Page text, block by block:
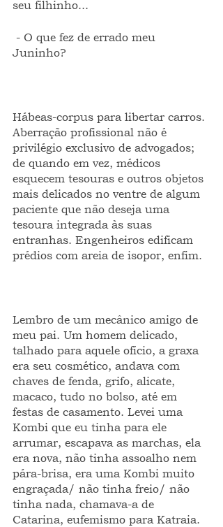
seu filhinho...
Juninho?
Hábeas-corpus para libertar carros.
Aberração profissional não é
privilégio exclusivo de advogados;
de quando em vez, médicos
esquecem tesouras e outros objetos
mais delicados no ventre de algum
paciente que não deseja uma
tesoura integrada às suas
entranhas. Engenheiros edificam
prédios com areia de isopor, enfim.
Lembro de um mecânico amigo de
meu pai. Um homem delicado,
talhado para aquele ofício, a graxa
era seu cosmético, andava com
chaves de fenda, grifo, alicate,
macaco, tudo no bolso, até em
festas de casamento. Levei uma
Kombi que eu tinha para ele
arrumar, escapava as marchas, ela
era nova, não tinha assoalho nem
pára-brisa, era uma Kombi muito
engraçada/ não tinha freio/ não
tinha nada, chamava-a de
Catarina, eufemismo para Katraia.